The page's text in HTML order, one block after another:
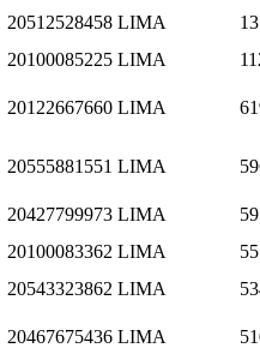
20512528458 LIMA
20100085225 LIMA
20122667660 LIMA
20555881551 LIMA
20427799973 LIMA
20100083362 LIMA
20543323862 LIMA
20467675436 LIMA